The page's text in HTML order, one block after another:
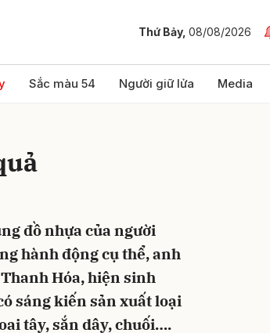
Thứ Bảy, 08/08/2026
Sắc màu 54 Người giữ lửa Media
đồ nhựa của người
hành động cụ thể, anh
Hóa, hiện sinh
sáng kiến sản xuất loại
tây, sắn dây, chuối….
Hủy